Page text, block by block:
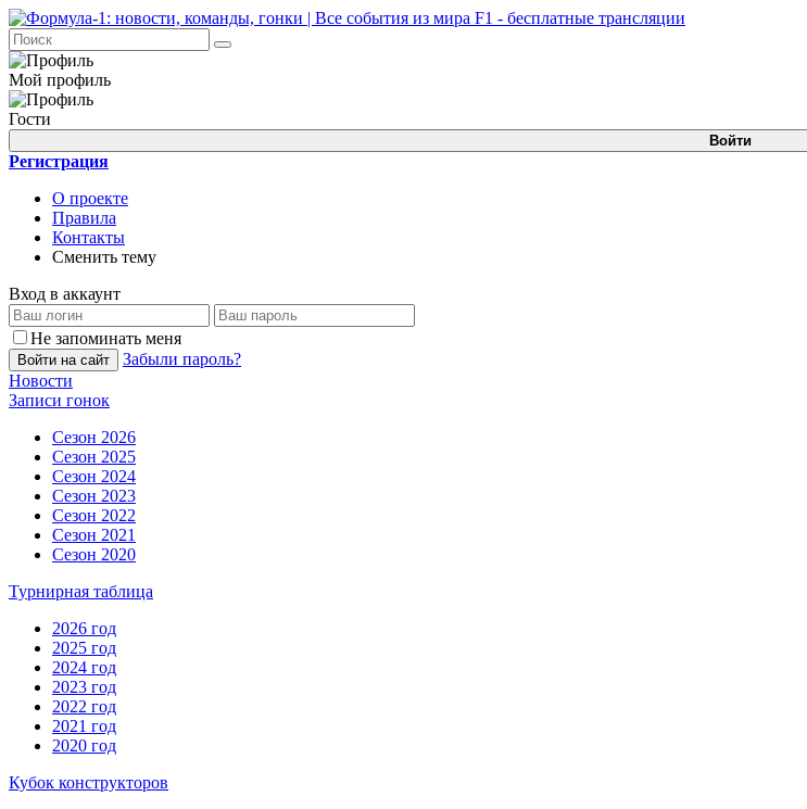
Мой профиль
Гости
Войти
Регистрация
О проекте
Правила
Контакты
Сменить тему
Вход в аккаунт
Не запоминать меня
Войти на сайт
Забыли пароль?
Новости
Записи гонок
Сезон 2026
Сезон 2025
Сезон 2024
Сезон 2023
Сезон 2022
Сезон 2021
Сезон 2020
Турнирная таблица
2026 год
2025 год
2024 год
2023 год
2022 год
2021 год
2020 год
Кубок конструкторов